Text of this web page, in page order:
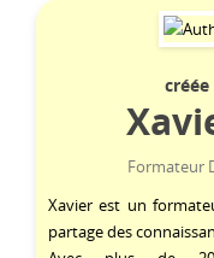
Formateur
Xavier est un
partage des